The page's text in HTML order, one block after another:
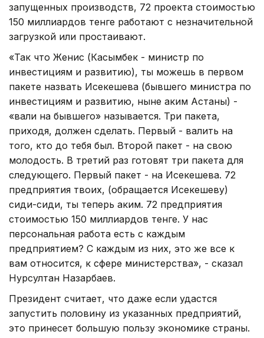
запущенных производств, 72 проекта стоимостью
150 миллиардов тенге работают с незначительной
загрузкой или простаивают.
«Так что Женис (Касымбек - министр по
инвестициям и развитию), ты можешь в первом
пакете назвать Исекешева (бывшего министра по
инвестициям и развитию, ныне аким Астаны) -
«вали на бывшего» называется. Три пакета,
приходя, должен сделать. Первый - валить на
того, кто до тебя был. Второй пакет - на свою
молодость. В третий раз готовят три пакета для
следующего. Первый пакет - на Исекешева. 72
предприятия твоих, (обращается Исекешеву)
сиди-сиди, ты теперь аким. 72 предприятия
стоимостью 150 миллиардов тенге. У нас
персональная работа есть с каждым
предприятием? С каждым из них, это же все к
вам относится, к сфере министерства», - сказал
Нурсултан Назарбаев.
Президент считает, что даже если удастся
запустить половину из указанных предприятий,
это принесет большую пользу экономике страны.